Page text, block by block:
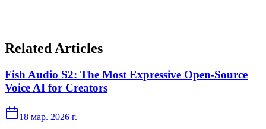
Related Articles
Fish Audio S2: The Most Expressive Open-Source
Voice AI for Creators
18 мар. 2026 г.